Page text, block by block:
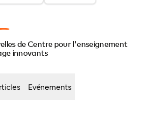
de Centre pour l'enseignement
innovants
Evénements